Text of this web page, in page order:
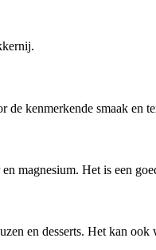
de kenmerkende smaak en
magnesium. Het is een
en desserts. Het kan